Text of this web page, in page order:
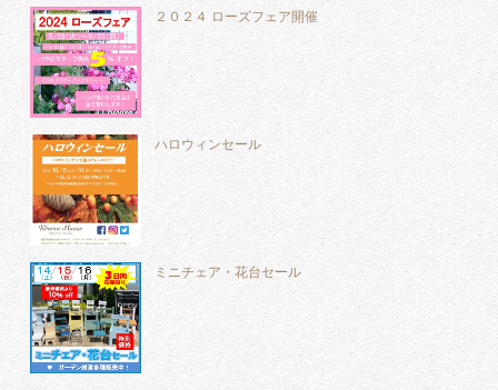
２０２４ ローズフェア開催
ハロウィンセール
ミニチェア・花台セール